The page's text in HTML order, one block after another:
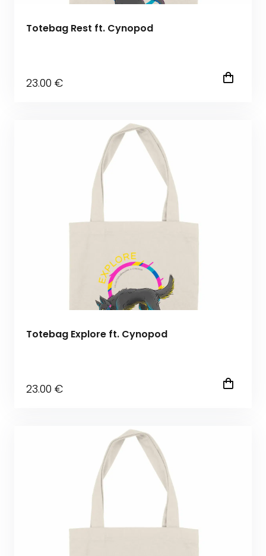
Totebag Rest ft. Cynopod
23.00 €
Totebag Explore ft. Cynopod
23.00 €